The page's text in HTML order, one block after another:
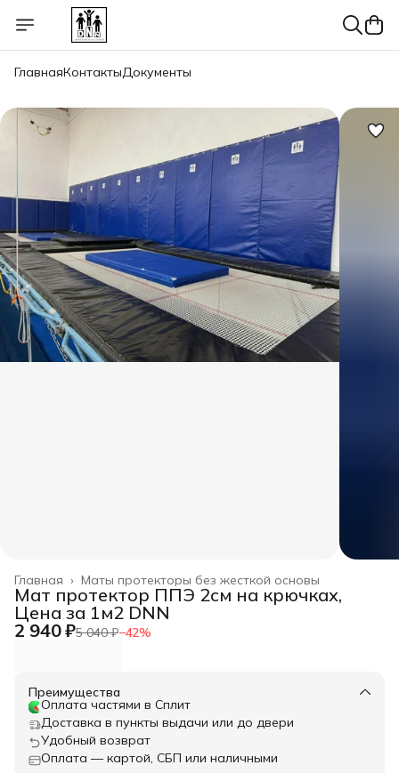
ГлавнаяКонтактыДокументы
Маты протекторы без жесткой основы
Главная ›
Мат протектор ППЭ 2см на крючках,
Цена за 1м2 DNN
2 940 ₽5 040 ₽−42%
Преимущества
Оплата частями в Сплит
Доставка в пункты выдачи или до двери
Удобный возврат
Оплата — картой, СБП или наличными